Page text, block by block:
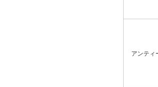
アンティ